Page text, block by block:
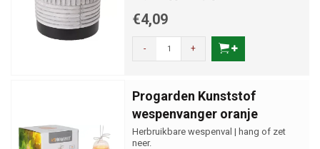
€4,09
- +
Progarden Kunststof
wespenvanger oranje
Herbruikbare wespenval | hang of zet
neer.